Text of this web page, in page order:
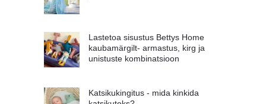
Lastetoa sisustus Bettys Home
kaubamärgilt- armastus, kirg ja
unistuste kombinatsioon
Katsikukingitus - mida kinkida